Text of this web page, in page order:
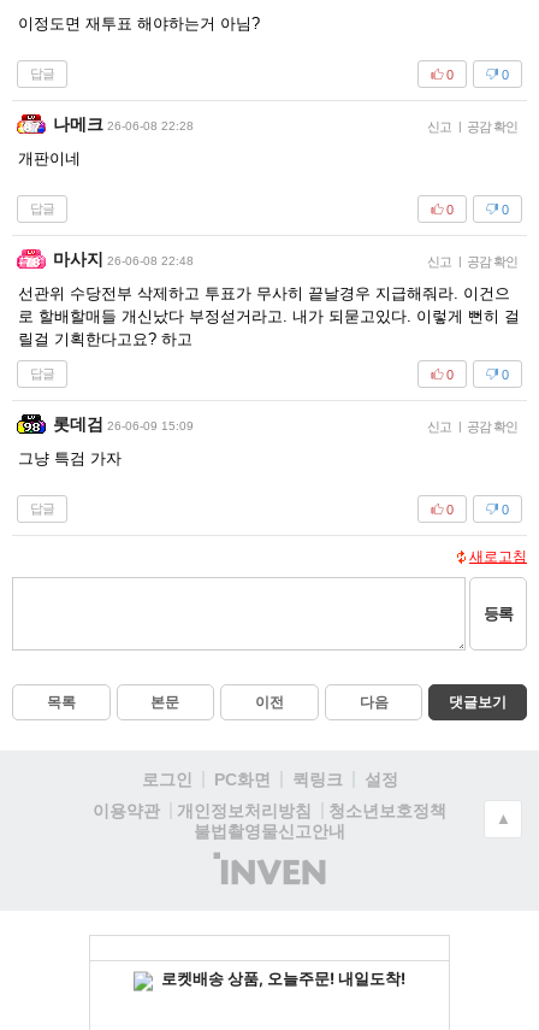
이정도면 재투표 해야하는거 아님?
답글 0
0
나메크 26-06-08 22:28 신고 | 공감 확인
개판이네
답글 0
0
마사지 26-06-08 22:48 신고 | 공감 확인
선관위 수당전부 삭제하고 투표가 무사히 끝날경우 지급해줘라. 이건으
로 할배할매들 개신났다 부정섣거라고. 내가 되묻고있다. 이렇게 뻔히 걸
릴걸 기획한다고요? 하고
답글 0
0
롯데검 26-06-09 15:09 신고 | 공감 확인
그냥 특검 가자
답글 0
0
새로고침
등록
목록 본문 이전 다음 댓글보기
로그인 PC화면 퀵링크
설정
이용약관
개인정보처리방침
청소년보호정책
불법촬영물신고안내
(주)
인
▲